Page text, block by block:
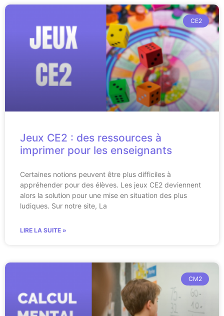
CE2
Jeux CE2 : des ressources à
imprimer pour les enseignants
Certaines notions peuvent être plus difficiles à
appréhender pour des élèves. Les jeux CE2 deviennent
alors la solution pour une mise en situation des plus
ludiques. Sur notre site, La
LIRE LA SUITE »
CM2